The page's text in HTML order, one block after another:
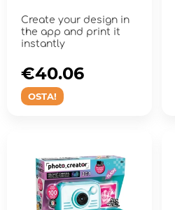
Create your design in
the app and print it
instantly
OSTA!
€40.06